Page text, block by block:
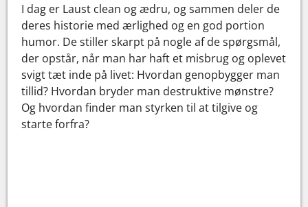
I dag er Laust clean og ædru, og sammen deler de
deres historie med ærlighed og en god portion
humor. De stiller skarpt på nogle af de spørgsmål,
der opstår, når man har haft et misbrug og oplevet
svigt tæt inde på livet: Hvordan genopbygger man
tillid? Hvordan bryder man destruktive mønstre?
Og hvordan finder man styrken til at tilgive og
starte forfra?